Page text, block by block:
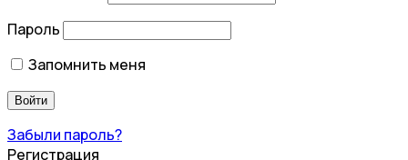
Пароль
Запомнить меня
Забыли пароль?
Регистрация